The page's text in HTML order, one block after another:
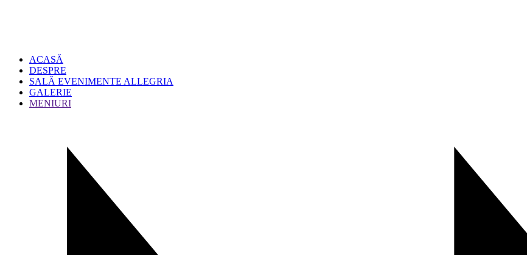
ACASĂ
DESPRE
SALĂ EVENIMENTE ALLEGRIA
GALERIE
MENIURI